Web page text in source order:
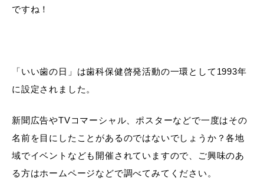
ですね！
「いい歯の日」は歯科保健啓発活動の一環として1993年
に設定されました。
新聞広告やTVコマーシャル、ポスターなどで一度はその
名前を目にしたことがあるのではないでしょうか？各地
域でイベントなども開催されていますので、ご興味のあ
る方はホームページなどで調べてみてください。